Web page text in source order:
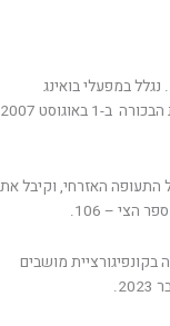
המטוס הוזמן על ידי חברת אל על ב-30 בנובמבר 2005 . נגלל במפעלי בואינג
באוורט שבוושינגטון ב -15 ביולי 2007 . ביצע את טיסת הבכורה ב-1 באוגוסט 2007
נרשם במנהל התעופה האזרחי, וקיבל את
מושבים